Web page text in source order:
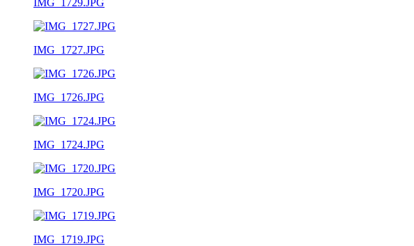
IMG_1727.JPG
IMG_1726.JPG
IMG_1724.JPG
IMG_1720.JPG
IMG_1719.JPG